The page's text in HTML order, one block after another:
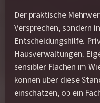
Der praktische
Versprechen, sondern
Entscheidungshilfe.
Hausverwaltungen,
sensibler Flächen im
können über diese
einschätzen, ob ein